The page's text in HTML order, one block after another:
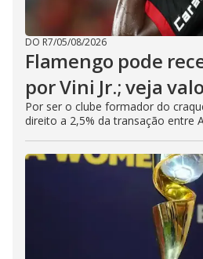
DO R7/05/08/2026
Flamengo pode
por Vini Jr.; veja
Por ser o clube formador do
direito a 2,5% da transação entre